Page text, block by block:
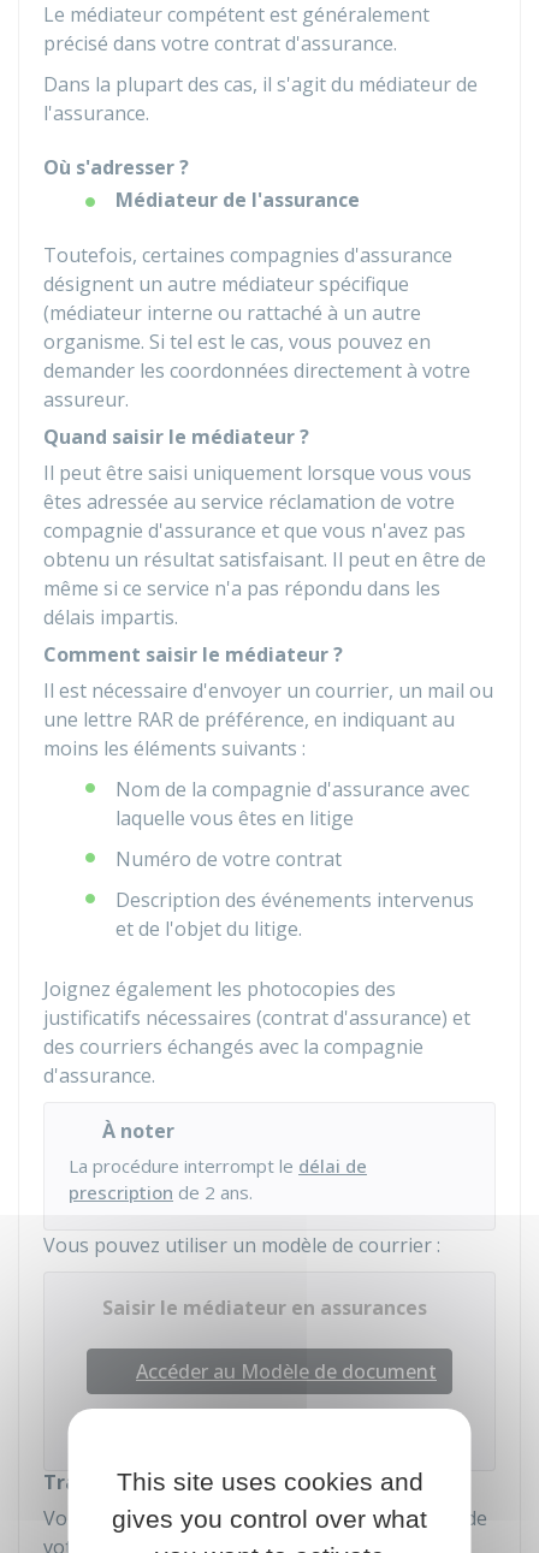
Le médiateur compétent est généralement
précisé dans votre contrat d'assurance.
Dans la plupart des cas, il s'agit du médiateur de
l'assurance.
Où s'adresser ?
Médiateur de l'assurance
Toutefois, certaines compagnies d'assurance
désignent un autre médiateur spécifique
(médiateur interne ou rattaché à un autre
organisme. Si tel est le cas, vous pouvez en
demander les coordonnées directement à votre
assureur.
Quand saisir le médiateur ?
Il peut être saisi uniquement lorsque vous vous
êtes adressée au service réclamation de votre
compagnie d'assurance et que vous n'avez pas
obtenu un résultat satisfaisant. Il peut en être de
même si ce service n'a pas répondu dans les
délais impartis.
Comment saisir le médiateur ?
Il est nécessaire d'envoyer un courrier, un mail ou
une lettre RARde préférence, en indiquant au
moins les éléments suivants :
Nom de la compagnie d'assurance avec
laquelle vous êtes en litige
Numéro de votre contrat
Description des événements intervenus
et de l'objet du litige.
Joignez également les photocopies des
justificatifs nécessaires (contrat d'assurance) et
des courriers échangés avec la compagnie
d'assurance.
À noter
La procédure interrompt le délai de
prescription de 2 ans.
Vous pouvez utiliser un modèle de courrier :
Saisir le médiateur en assurances
Accéder au Modèle de document
Traitement de la demande
Vous recevez une confirmation de la réception de
votre demande.
This site uses cookies and
gives you control over what